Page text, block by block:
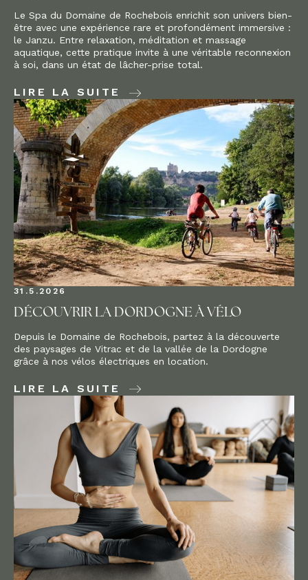
Le Spa du Domaine de Rochebois enrichit son univers bien-
être avec une expérience rare et profondément immersive :
le Janzu. Entre relaxation, méditation et massage
aquatique, cette pratique invite à une véritable reconnexion
à soi, dans un état de lâcher-prise total.
LIRE LA SUITE
31.5.2026
DÉCOUVRIR LA DORDOGNE À VÉLO
Depuis le Domaine de Rochebois, partez à la découverte
des paysages de Vitrac et de la vallée de la Dordogne
grâce à nos vélos électriques en location.
LIRE LA SUITE